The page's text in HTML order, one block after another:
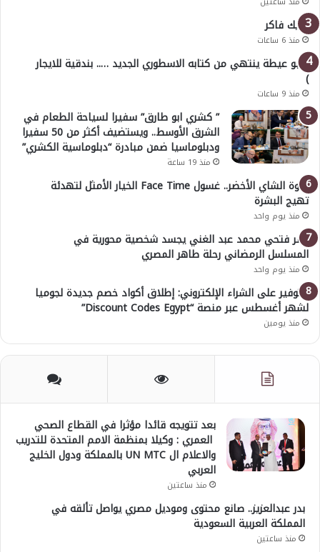
خليك فاكر
منذ 6 ساعات
( أبو عيطة ينتهي من كتابه الاسطوري الجديد ….. بندقية للايجار
)
منذ 9 ساعات
” كشري ابو طارق” سفيرا لسياحة الطعام في
الشرق الأوسط.. ويستضيف أكثر من 50 سفيرا
ودبلوماسيا ضمن مبادرة “دبلوماسية الكشري”
منذ 19 ساعة
قوة الشاي الأخضر.. غسول Face Time الخيار الأمثل لتهدئة
تهيج البشرة
منذ يوم واحد
عمر فتحي محمد عبد الغني يجسد شخصية محورية في
المسلسل الرمضاني رحلة طاهر المصري
منذ يوم واحد
للتوفير على الشراء الإلكتروني: إطلاق أكواد خصم جديدة لجوميا
لشهر أغسطس عبر منصة “Discount Codes Egypt”
منذ يومين
بعد تتويجه قائدا مؤثرا في القطاع الصحي
العمري : وكيلا بمنظمة الامم المتحدة للتدريب
والاعلام ال UN MTC بالمملكة ودول الخليج
العربي
منذ ساعتين
بدر عبدالعزيز.. صانع محتوى وموديل مصري يواصل تألقه في
المملكة العربية السعودية
منذ ساعتين